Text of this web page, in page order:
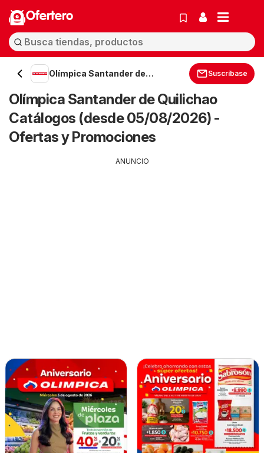
Ofertero
Olímpica Santander de
Suscríbase
Olímpica Santander de Quilichao
Catálogos (desde 05/08/2026) -
Ofertas y Promociones
ANUNCIO